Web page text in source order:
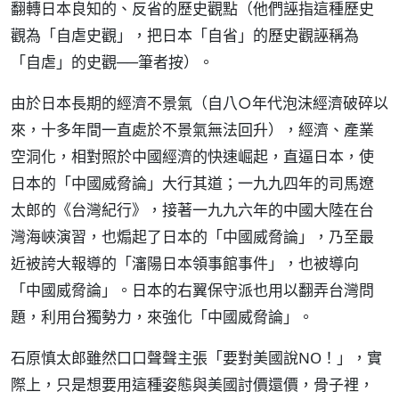
翻轉日本良知的、反省的歷史觀點（他們誣指這種歷史
觀為「自虐史觀」，把日本「自省」的歷史觀誣稱為
「自虐」的史觀──筆者按）。
由於日本長期的經濟不景氣（自八○年代泡沫經濟破碎以
來，十多年間一直處於不景氣無法回升），經濟、產業
空洞化，相對照於中國經濟的快速崛起，直逼日本，使
日本的「中國威脅論」大行其道；一九九四年的司馬遼
太郎的《台灣紀行》，接著一九九六年的中國大陸在台
灣海峽演習，也煽起了日本的「中國威脅論」，乃至最
近被誇大報導的「瀋陽日本領事館事件」，也被導向
「中國威脅論」。日本的右翼保守派也用以翻弄台灣問
題，利用台獨勢力，來強化「中國威脅論」。
石原慎太郎雖然口口聲聲主張「要對美國說NO！」，實
際上，只是想要用這種姿態與美國討價還價，骨子裡，